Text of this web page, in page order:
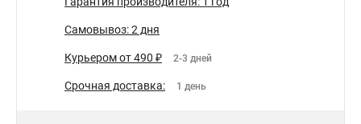
Самовывоз: 2 дня
Курьером от 490 ₽ 2-3 дней
Срочная доставка: 1 день